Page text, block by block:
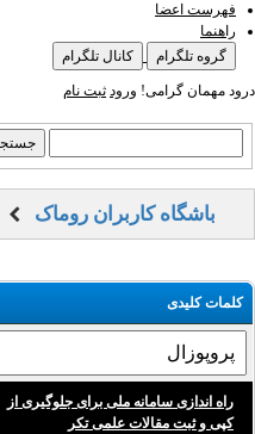
فهرست اعضا
راهنما
گروه تلگرام
کانال تلگرام
درود مهمان گرامی! ورود ثبت نام
باشگاه کاربران روماک
کلمات کلیدی
راه اندازی سامانه‌ ملی برای جلوگیری از
کپی‌ و ثبت مقالات علمی تکر